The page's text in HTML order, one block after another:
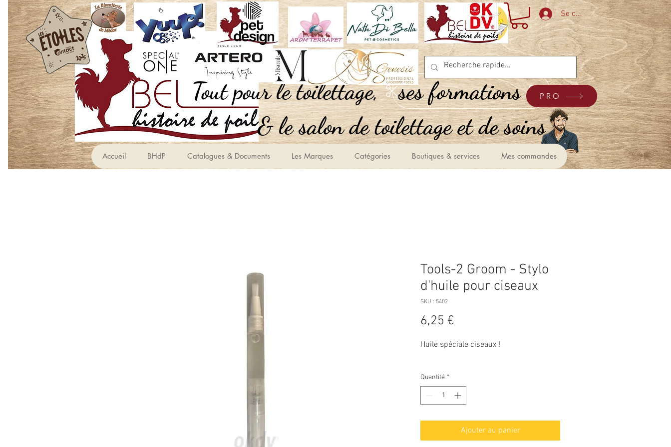
Se connecter
,Tout pour le toilettage
ses formations
le salon de toilettage et de soins &
Accueil BHdP Catalogues & Documents Les Marques Catégories Boutiques & services Mes commandes
PRO
Tools-2 Groom - Stylo
d'huile pour ciseaux
SKU : 5402
6,25 €
Huile spéciale ciseaux !
Quantité *
Ajouter au panier